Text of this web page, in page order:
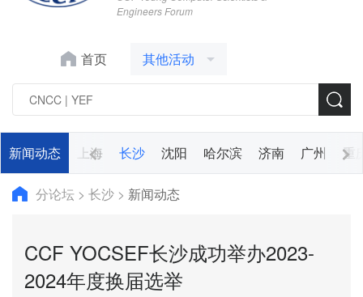
Engineers Forum
首页 其他活动
新闻动态
杭州 上海 长沙 沈阳 哈尔滨 济南 广州 重
分论坛 > 长沙 > 新闻动态
CCF YOCSEF长沙成功举办2023-
2024年度换届选举